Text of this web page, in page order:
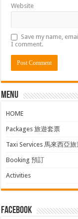
Website
Save my name,
I comment.
Menu
HOME
Packages 旅遊套票
Taxi Services 馬來西亞
Booking 預訂
Activities
facebook